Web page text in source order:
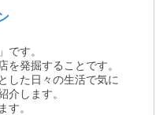
です。
を発掘することです。
した日々の生活で気に
介します。
す。